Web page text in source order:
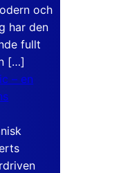
och
har den
fullt
[…]
– en